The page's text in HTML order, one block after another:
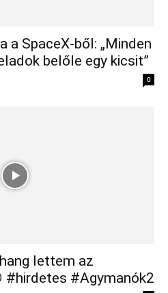
a SpaceX-ből: „Minden
belőle egy kicsit”
0
lettem az
#hirdetes #Agymanók2